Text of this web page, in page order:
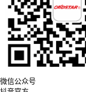
微信公众号